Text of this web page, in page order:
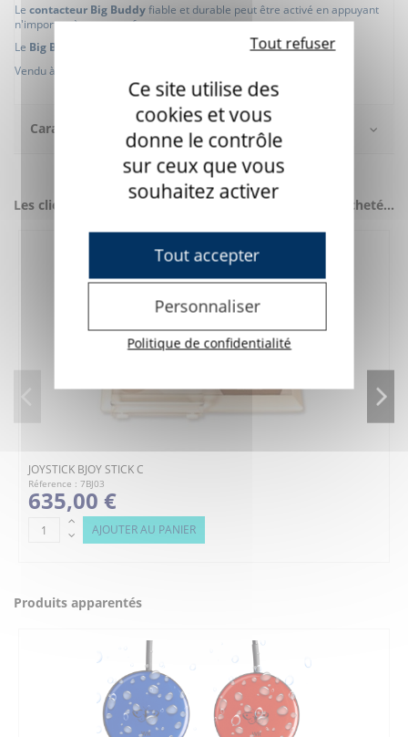
Le contacteur Big Buddyfiable et durable peut être activé en appuyant
n'importe où sur sa surface.
Le Big Buddy
émet un clic sonore pour confirmer l'appui.
Vendu à l'unité.
Caractéristiques
Les clients qui ont acheté ce produit ont également acheté...
JOYSTICK BJOY STICK C
Réference : 7BJ03
635,00 €
AJOUTER AU PANIER
Produits apparentés
Ce site utilise des
cookies et vous
donne le contrôle
sur ceux que vous
souhaitez activer
Tout accepter
Tout refuser
Personnaliser
Politique de confidentialité